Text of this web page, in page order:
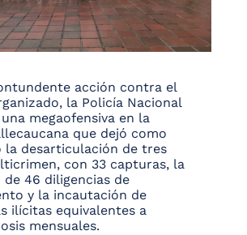
acción contra el
la Policía Nacional
megaofensiva en la
que dejó como
la desarticulación de tres
con 33 capturas, la
de 46 diligencias de
y la incautación de
ilícitas equivalentes a
mensuales.